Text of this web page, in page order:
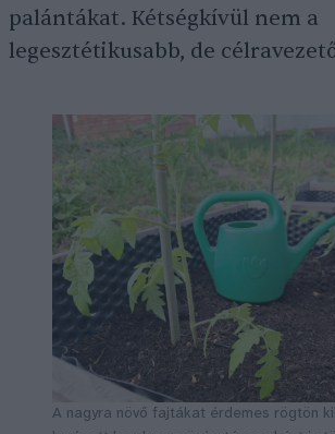
palántákat. Kétségkívül nem a
legesztétikusabb, de
A nagyra növő fajtákat érdemes rögtön